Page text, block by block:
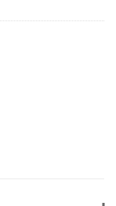
$128,733.50.